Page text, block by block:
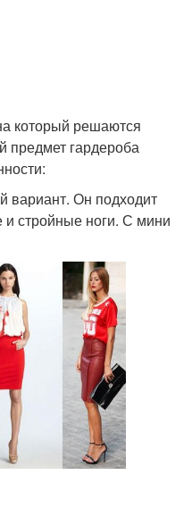
который решаются
предмет гардероба
вариант. Он подходит
стройные ноги. С мини